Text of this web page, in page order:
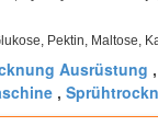
Pektin, Maltose,
Ausrüstung ,
,